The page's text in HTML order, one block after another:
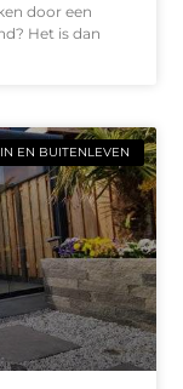
door een
Het is dan
EN BUITENLEVEN